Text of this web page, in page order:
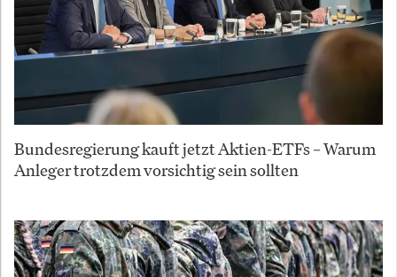
Bundesregierung kauft jetzt Aktien-ETFs – Warum
Anleger trotzdem vorsichtig sein sollten